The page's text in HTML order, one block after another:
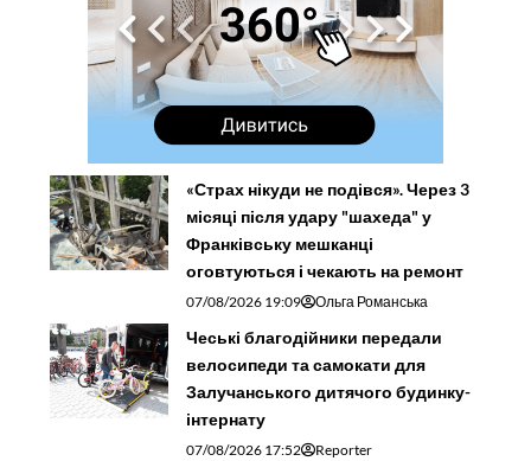
«Страх нікуди не подівся». Через 3
місяці після удару "шахеда" у
Франківську мешканці
оговтуються і чекають на ремонт
07/08/2026 19:09 Ольга Романська
Чеські благодійники передали
велосипеди та самокати для
Залучанського дитячого будинку-
інтернату
07/08/2026 17:52 Reporter